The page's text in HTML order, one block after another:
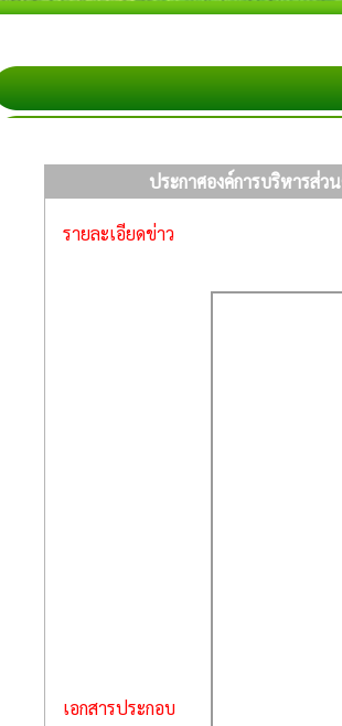
ประกาศองค์การบริหารส่ว
รายละเอียดข่าว
เอกสารประกอบ